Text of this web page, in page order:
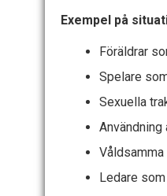
Exempel på
Föräldrar
Spelare
Sexuella
Ledare